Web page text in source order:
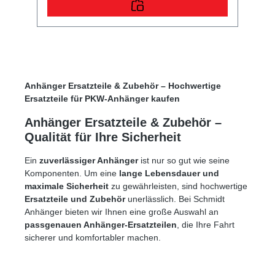
Anhänger Ersatzteile & Zubehör – Hochwertige
Ersatzteile für PKW-Anhänger kaufen
Anhänger Ersatzteile & Zubehör –
Qualität für Ihre Sicherheit
Ein zuverlässiger Anhängerist nur so gut wie seine
Komponenten. Um eine lange Lebensdauer und
maximale Sicherheit zu gewährleisten, sind hochwertige
Ersatzteile und Zubehörunerlässlich. Bei Schmidt
Anhänger bieten wir Ihnen eine große Auswahl an
passgenauen Anhänger-Ersatzteilen, die Ihre Fahrt
sicherer und komfortabler machen.